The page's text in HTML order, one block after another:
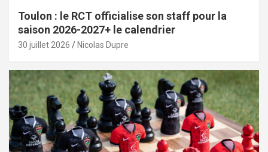
Toulon : le RCT officialise son staff pour la
saison 2026-2027+ le calendrier
30 juillet 2026 Nicolas Dupre